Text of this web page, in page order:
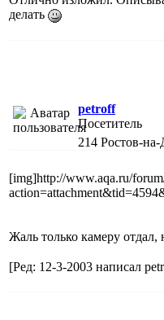
делать
petroff
Посетитель
214 Ростов-
[img]http://www.aqa.ru/
Жаль только камеру отдал,
[Ред: 12-3-2003 написал